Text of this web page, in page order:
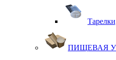
ПИЩЕВАЯ